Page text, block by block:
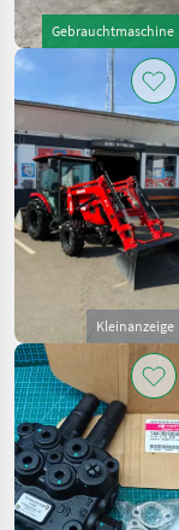
Gebrauchtmaschine
Kleinanzeige